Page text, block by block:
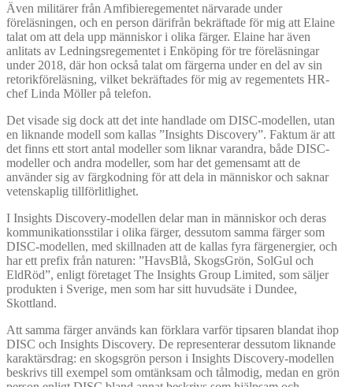
Även militärer från Amfibieregementet närvarade under
föreläsningen, och en person därifrån bekräftade för mig att Elaine
talat om att dela upp människor i olika färger. Elaine har även
anlitats av Ledningsregementet i Enköping för tre föreläsningar
under 2018, där hon också talat om färgerna under en del av sin
retorikföreläsning, vilket bekräftades för mig av regementets HR-
chef Linda Möller på telefon.
Det visade sig dock att det inte handlade om DISC-modellen, utan
en liknande modell som kallas ”Insights Discovery”. Faktum är att
det finns ett stort antal modeller som liknar varandra, både DISC-
modeller och andra modeller, som har det gemensamt att de
använder sig av färgkodning för att dela in människor och saknar
vetenskaplig tillförlitlighet.
I Insights Discovery-modellen delar man in människor och deras
kommunikationsstilar i olika färger, dessutom samma färger som
DISC-modellen, med skillnaden att de kallas fyra färgenergier, och
har ett prefix från naturen: ”HavsBlå, SkogsGrön, SolGul och
EldRöd”, enligt företaget The Insights Group Limited, som säljer
produkten i Sverige, men som har sitt huvudsäte i Dundee,
Skottland.
Att samma färger används kan förklara varför tipsaren blandat ihop
DISC och Insights Discovery. De representerar dessutom liknande
karaktärsdrag: en skogsgrön person i Insights Discovery-modellen
beskrivs till exempel som omtänksam och tålmodig, medan en grön